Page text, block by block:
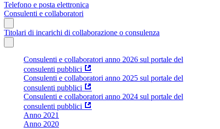
Telefono e posta elettronica
Consulenti e collaboratori
Titolari di incarichi di collaborazione o consulenza
Consulenti e collaboratori anno 2026 sul portale del
consulenti pubblici
Consulenti e collaboratori anno 2025 sul portale del
consulenti pubblici
Consulenti e collaboratori anno 2024 sul portale del
consulenti pubblici
Anno 2021
Anno 2020